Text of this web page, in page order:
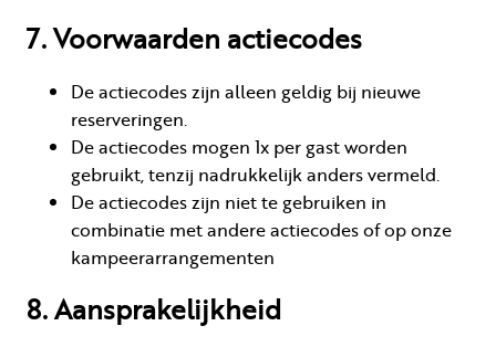
7. Voorwaarden actiecodes
De actiecodes zijn alleen geldig bij nieuwe
reserveringen.
De actiecodes mogen 1x per gast worden
gebruikt, tenzij nadrukkelijk anders vermeld.
De actiecodes zijn niet te gebruiken in
combinatie met andere actiecodes of op onze
kampeerarrangementen
8. Aansprakelijkheid